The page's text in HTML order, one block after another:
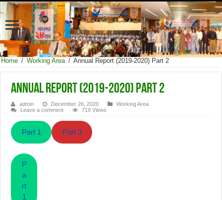
Home / Working Area / Annual Report (2019-2020) Part 2
Annual Report (2019-2020) Part 2
admin December 26, 2020
Working Area
Leave a comment
719 Views
Part 1 Part 3
P
a
rt
1